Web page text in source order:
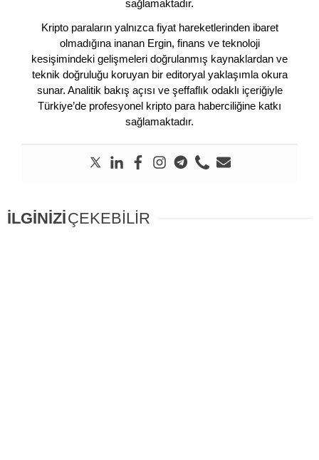
sağlamaktadır.
Kripto paraların yalnızca fiyat hareketlerinden ibaret
olmadığına inanan Ergin, finans ve teknoloji
kesişimindeki gelişmeleri doğrulanmış kaynaklardan ve
teknik doğruluğu koruyan bir editoryal yaklaşımla okura
sunar. Analitik bakış açısı ve şeffaflık odaklı içeriğiyle
Türkiye’de profesyonel kripto para haberciliğine katkı
sağlamaktadır.
İLGİNİZİÇEKEBİLİR